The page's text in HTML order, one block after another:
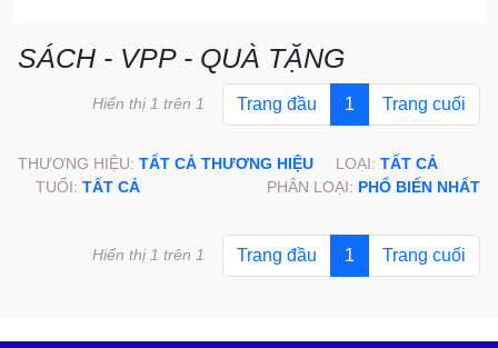
SÁCH - VPP - QUÀ TẶNG
Trang đầu 1 Trang cuối
Hiển thị 1 trên 1
THƯƠNG HIỆU: TẤT CẢ THƯƠNG HIỆU LOẠI: TẤT CẢ
TUỔI: TẤT CẢ PHÂN LOẠI: PHỔ BIẾN NHẤT
Trang đầu 1 Trang cuối
Hiển thị 1 trên 1